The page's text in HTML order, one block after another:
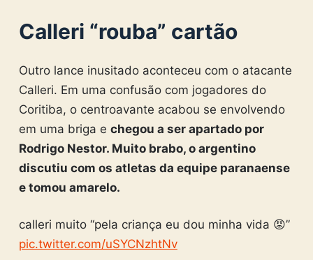
Calleri “rouba” cartão
Outro lance inusitado aconteceu com o atacante
Calleri. Em uma confusão com jogadores do
Coritiba, o centroavante acabou se envolvendo
em uma briga e chegou a ser apartado por
Rodrigo Nestor. Muito brabo, o argentino
discutiu com os atletas da equipe paranaense
e tomou amarelo.
calleri muito “pela criança eu dou minha vida 😡”
pic.twitter.com/uSYCNzhtNv